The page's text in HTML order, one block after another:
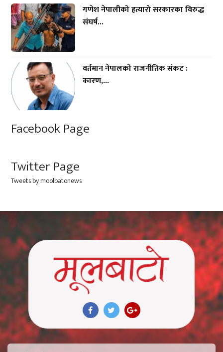
गणेश नेपालीको हत्यारो सरकारका विरुद्ध
संघर्ष...
वर्तमान नेपालको राजनीतिक संकट :
कारण,...
Facebook Page
Twitter Page
Tweets by moolbatonews